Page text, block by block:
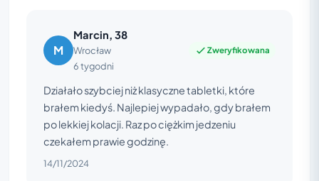
M
Marcin, 38
Wrocław
6 tygodni
Zweryfikowana
Działało szybciej niż klasyczne tabletki, które
brałem kiedyś. Najlepiej wypadało, gdy brałem
po lekkiej kolacji. Raz po ciężkim jedzeniu
czekałem prawie godzinę.
14/11/2024